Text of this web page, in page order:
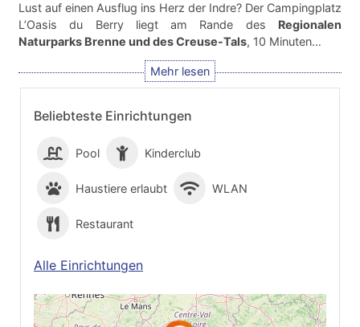
Beliebteste Einrichtungen
Pool Kinderclub
Haustiere erlaubt WLAN
Restaurant
Alle Einrichtungen
Lust auf einen Ausflug ins Herz der Indre? Der Campingplatz
L’Oasis du Berry liegt am Rande des Regionalen
Naturparks Brenne und des Creuse-Tals, 10 Minuten…